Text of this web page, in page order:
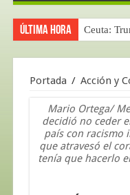
Última hora Ceuta:
Portada / Acción y
Mario Ortega/
decidió no ceder
país con racismo
que atravesó el
tenía que hacerlo